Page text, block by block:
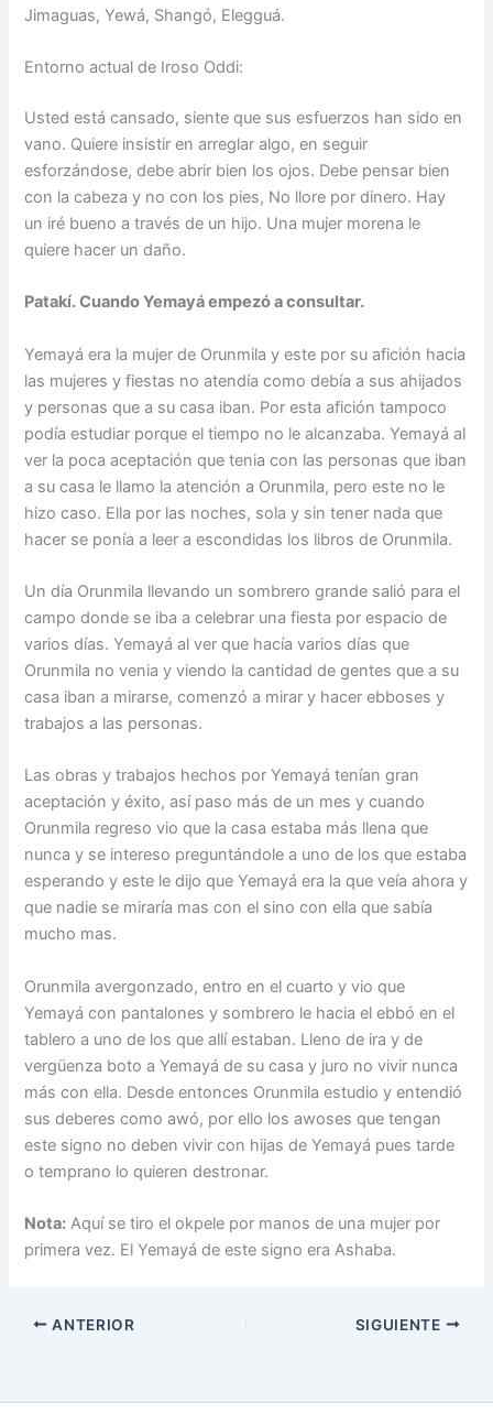
Jimaguas, Yewá, Shangó, Elegguá.
Entorno actual de Iroso Oddi:
Usted está cansado, siente que sus esfuerzos han sido en
vano. Quiere insistir en arreglar algo, en seguir
esforzándose, debe abrir bien los ojos. Debe pensar bien
con la cabeza y no con los pies, No llore por dinero. Hay
un iré bueno a través de un hijo. Una mujer morena le
quiere hacer un daño.
Patakí. Cuando Yemayá empezó a consultar.
Yemayá era la mujer de Orunmila y este por su afición hacia
las mujeres y fiestas no atendía como debía a sus ahijados
y personas que a su casa iban. Por esta afición tampoco
podía estudiar porque el tiempo no le alcanzaba. Yemayá al
ver la poca aceptación que tenia con las personas que iban
a su casa le llamo la atención a Orunmila, pero este no le
hizo caso. Ella por las noches, sola y sin tener nada que
hacer se ponía a leer a escondidas los libros de Orunmila.
Un día Orunmila llevando un sombrero grande salió para el
campo donde se iba a celebrar una fiesta por espacio de
varios días. Yemayá al ver que hacía varios días que
Orunmila no venia y viendo la cantidad de gentes que a su
casa iban a mirarse, comenzó a mirar y hacer ebboses y
trabajos a las personas.
Las obras y trabajos hechos por Yemayá tenían gran
aceptación y éxito, así paso más de un mes y cuando
Orunmila regreso vio que la casa estaba más llena que
nunca y se intereso preguntándole a uno de los que estaba
esperando y este le dijo que Yemayá era la que veía ahora y
que nadie se miraría mas con el sino con ella que sabía
mucho mas.
Orunmila avergonzado, entro en el cuarto y vio que
Yemayá con pantalones y sombrero le hacia el ebbó en el
tablero a uno de los que allí estaban. Lleno de ira y de
vergüenza boto a Yemayá de su casa y juro no vivir nunca
más con ella. Desde entonces Orunmila estudio y entendió
sus deberes como awó, por ello los awoses que tengan
este signo no deben vivir con hijas de Yemayá pues tarde
o temprano lo quieren destronar.
Nota: Aquí se tiro el okpele por manos de una mujer por
primera vez. El Yemayá de este signo era Ashaba.
ANTERIOR SIGUIENTE